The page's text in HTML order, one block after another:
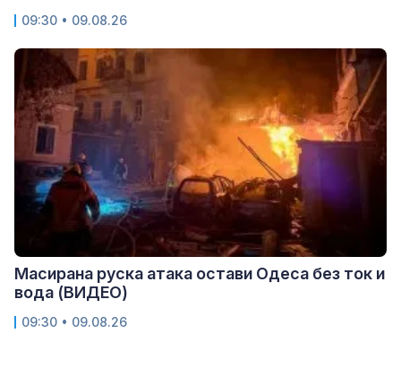
09:30 • 09.08.26
Масирана руска атака остави Одеса без ток и
вода (ВИДЕО)
09:30 • 09.08.26